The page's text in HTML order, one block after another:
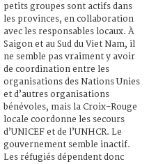
petits groupes sont actifs dans
les provinces, en collaboration
avec les responsables locaux. À
Saigon et au Sud du Viet Nam, il
ne semble pas vraiment y avoir
de coordination entre les
organisations des Nations Unies
et d’autres organisations
bénévoles, mais la Croix-Rouge
locale coordonne les secours
d’UNICEF et de l’UNHCR. Le
gouvernement semble inactif.
Les réfugiés dépendent donc